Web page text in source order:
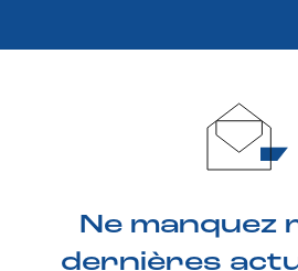
Ne manquez
dernières